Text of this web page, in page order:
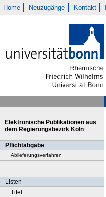
Home Neuzugänge Kontakt
Elektronische Publikationen aus
dem Regierungsbezirk Köln
Pflichtabgabe
Ablieferungsverfahren
Listen
Titel